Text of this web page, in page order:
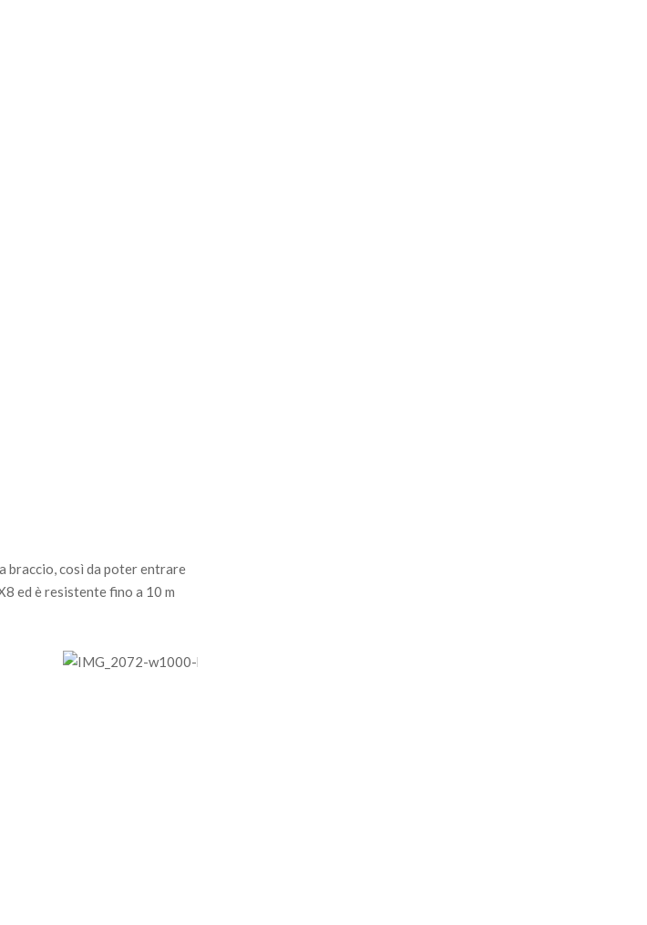
braccio, così da poter entrare
ed è resistente fino a 10 m